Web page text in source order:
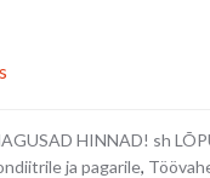
HINNAD! sh
ja pagarile,